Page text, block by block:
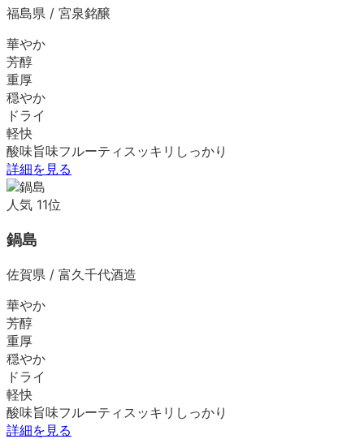
福島県 / 宮泉銘醸
華やか
芳醇
重厚
穏やか
ドライ
軽快
酸味旨味フルーティ スッキリ しっかり
詳細を見る
人気 11位
鍋島
佐賀県 / 富久千代酒造
華やか
芳醇
重厚
穏やか
ドライ
軽快
酸味旨味フルーティ スッキリ しっかり
詳細を見る